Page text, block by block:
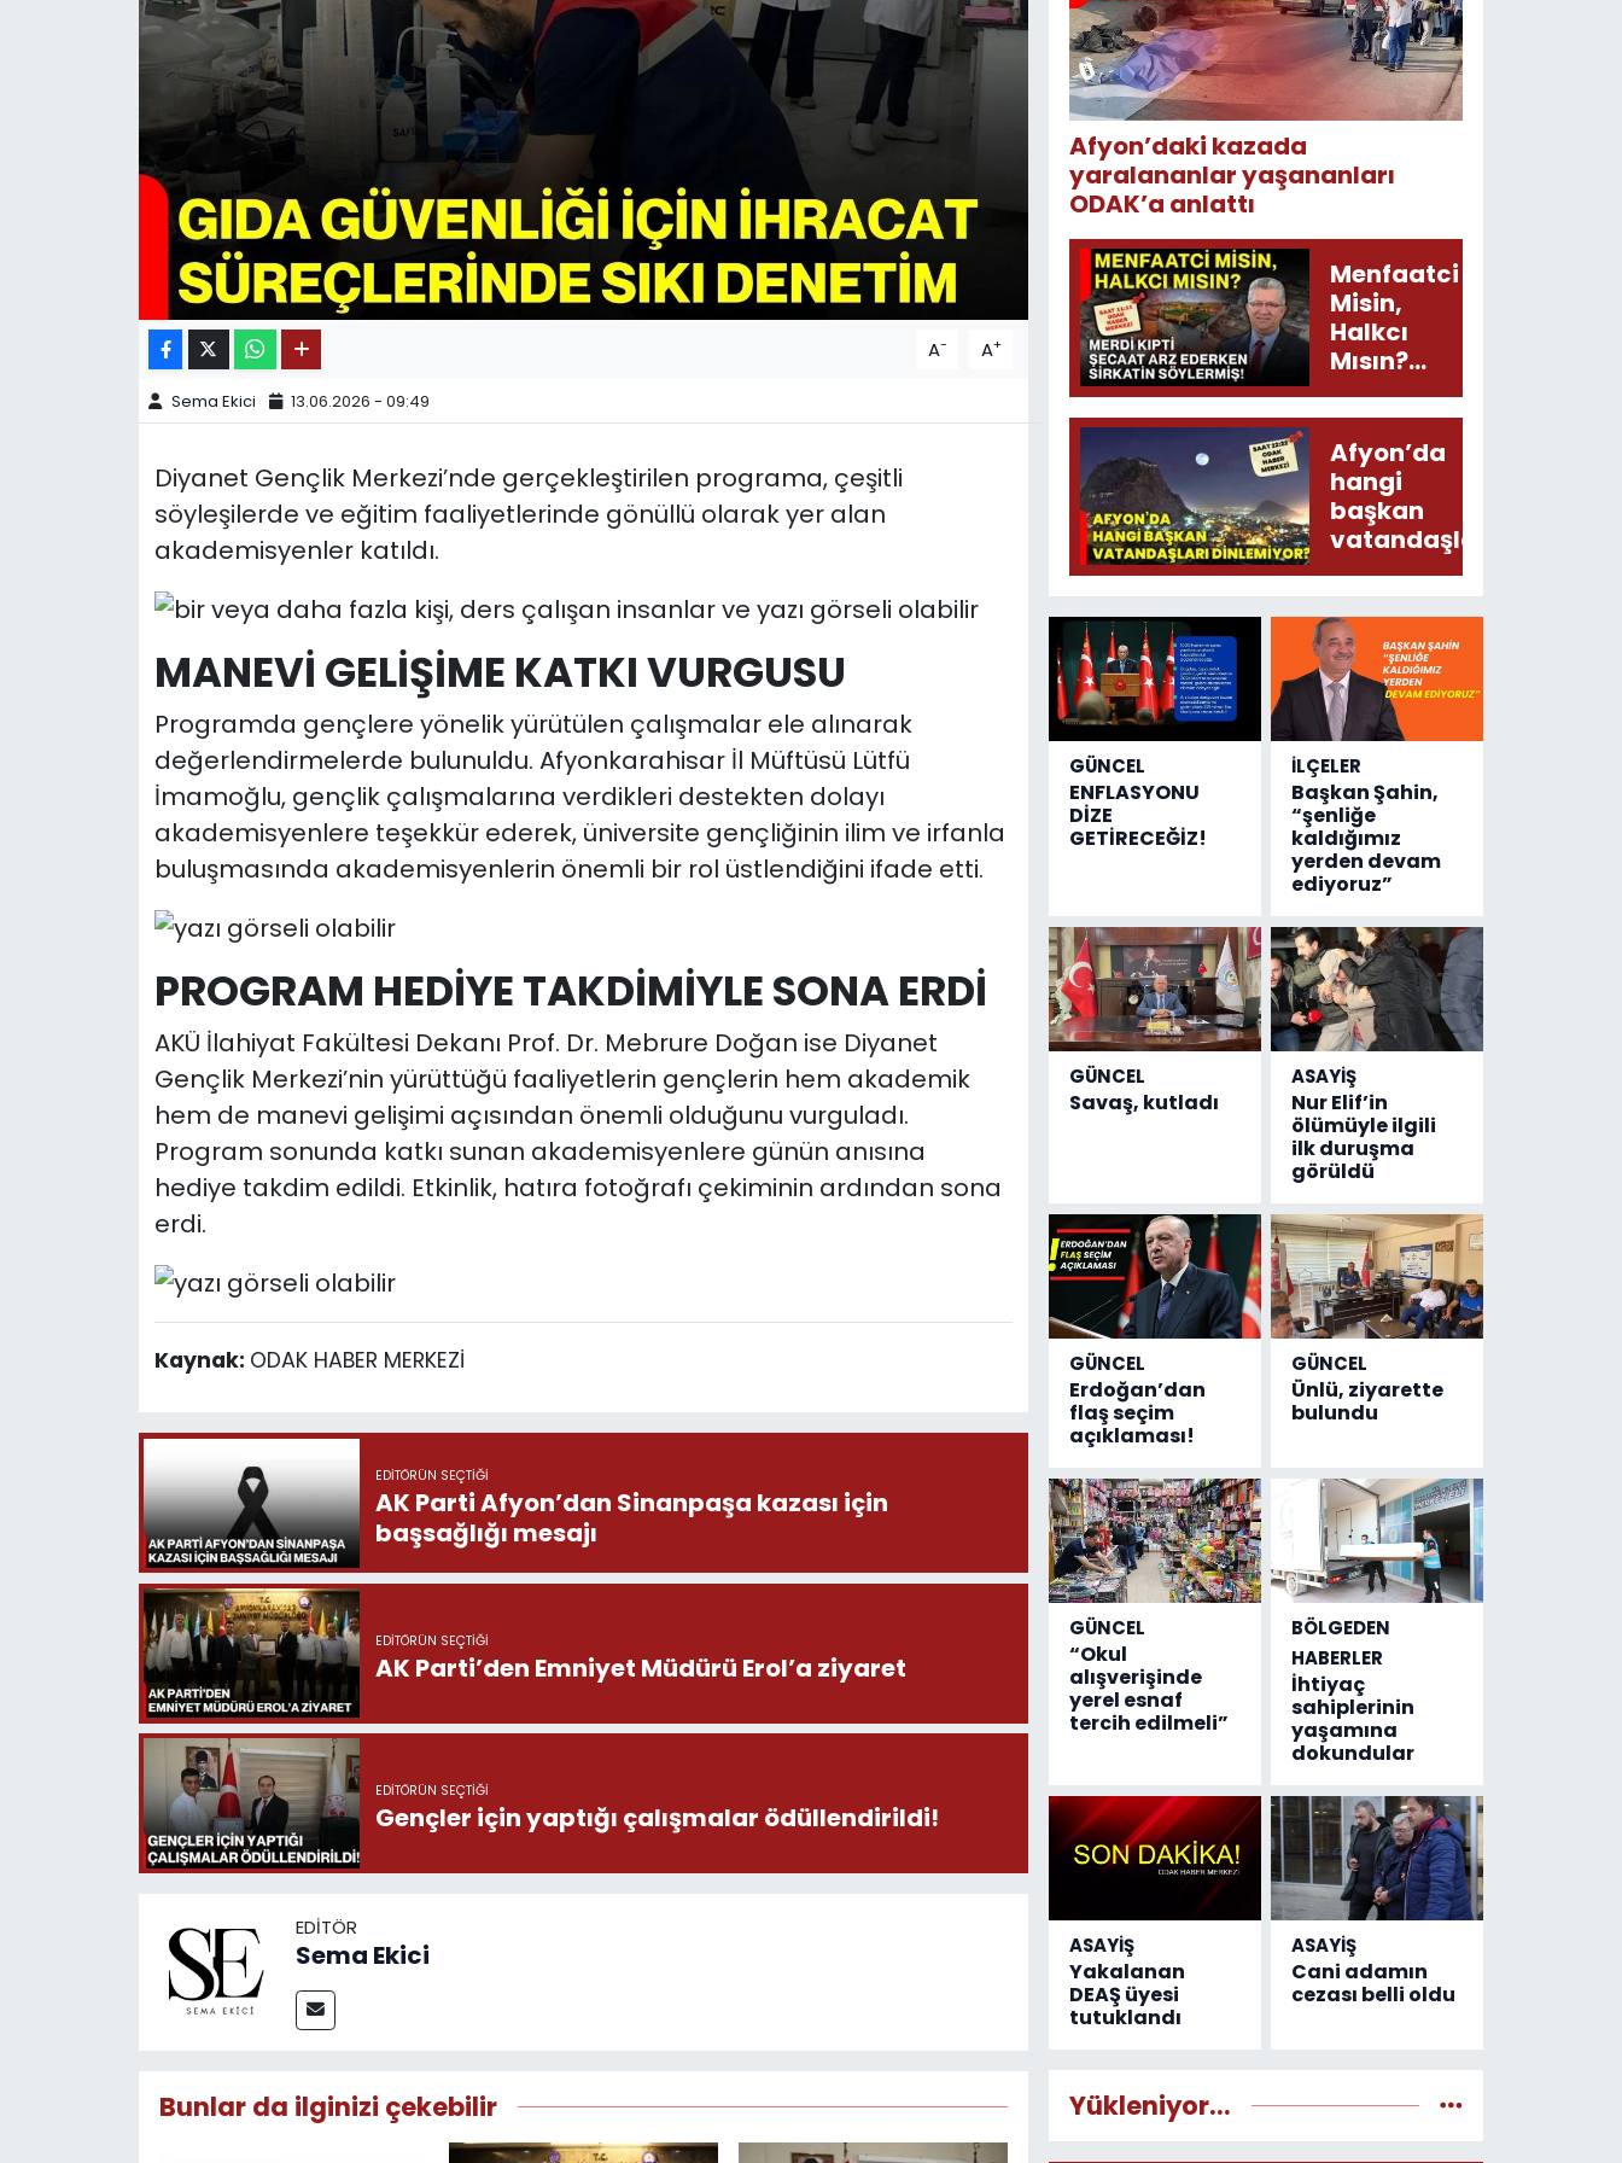
A- A+
Sema Ekici 13.06.2026 - 09:49
Diyanet Gençlik Merkezi’nde gerçekleştirilen programa, çeşitli
söyleşilerde ve eğitim faaliyetlerinde gönüllü olarak yer alan
akademisyenler katıldı.
MANEVİ GELİŞİME KATKI VURGUSU
Programda gençlere yönelik yürütülen çalışmalar ele alınarak
değerlendirmelerde bulunuldu. Afyonkarahisar İl Müftüsü Lütfü
İmamoğlu, gençlik çalışmalarına verdikleri destekten dolayı
akademisyenlere teşekkür ederek, üniversite gençliğinin ilim ve irfanla
buluşmasında akademisyenlerin önemli bir rol üstlendiğini ifade etti.
PROGRAM HEDİYE TAKDİMİYLE SONA ERDİ
AKÜ İlahiyat Fakültesi Dekanı Prof. Dr. Mebrure Doğan ise Diyanet
Gençlik Merkezi’nin yürüttüğü faaliyetlerin gençlerin hem akademik
hem de manevi gelişimi açısından önemli olduğunu vurguladı.
Program sonunda katkı sunan akademisyenlere günün anısına
hediye takdim edildi. Etkinlik, hatıra fotoğrafı çekiminin ardından sona
erdi.
Kaynak: ODAK HABER MERKEZİ
EDITÖRÜN SEÇTIĞI
AK Parti Afyon’dan Sinanpaşa kazası için
başsağlığı mesajı
EDITÖRÜN SEÇTIĞI
AK Parti’den Emniyet Müdürü Erol’a ziyaret
EDITÖRÜN SEÇTIĞI
Gençler için yaptığı çalışmalar ödüllendirildi!
EDITÖR
Sema Ekici
Bunlar da ilginizi çekebilir
Afyon’daki kazada
yaralananlar yaşananları
ODAK’a anlattı
Menfaatci
Misin,
Halkcı
Mısın?
Merdi
Kıpti
Şecaat
Arz
Ederken
Sirkatin
Söylermiş!
Afyon’da
hangi
başkan
vatandaşları
dinlemiyor?
GÜNCEL
ENFLASYONU
DİZE
GETİRECEĞİZ!
İLÇELER
Başkan Şahin,
“şenliğe
kaldığımız
yerden devam
ediyoruz”
GÜNCEL
Savaş, kutladı
ASAYİŞ
Nur Elif’in
ölümüyle ilgili
ilk duruşma
görüldü
GÜNCEL
Erdoğan’dan
flaş seçim
açıklaması!
GÜNCEL
Ünlü, ziyarette
bulundu
GÜNCEL
“Okul
alışverişinde
yerel esnaf
tercih edilmeli”
BÖLGEDEN
HABERLER
İhtiyaç
sahiplerinin
yaşamına
dokundular
ASAYİŞ
Yakalanan
DEAŞ üyesi
tutuklandı
ASAYİŞ
Cani adamın
cezası belli oldu
Yükleniyor...